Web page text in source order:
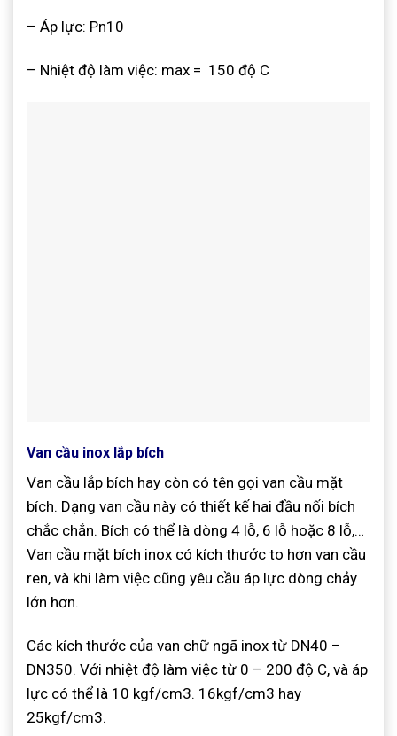
– Áp lực: Pn10
– Nhiệt độ làm việc: max = 150 độ C
Van cầu inox lắp bích
Van cầu lắp bích hay còn có tên gọi van cầu mặt
bích. Dạng van cầu này có thiết kế hai đầu nối bích
chắc chắn. Bích có thể là dòng 4 lỗ, 6 lỗ hoặc 8 lỗ,…
Van cầu mặt bích inox có kích thước to hơn van cầu
ren, và khi làm việc cũng yêu cầu áp lực dòng chảy
lớn hơn.
Các kích thước của van chữ ngã inox từ DN40 –
DN350. Với nhiệt độ làm việc từ 0 – 200 độ C, và áp
lực có thể là 10 kgf/cm3. 16kgf/cm3 hay
25kgf/cm3.